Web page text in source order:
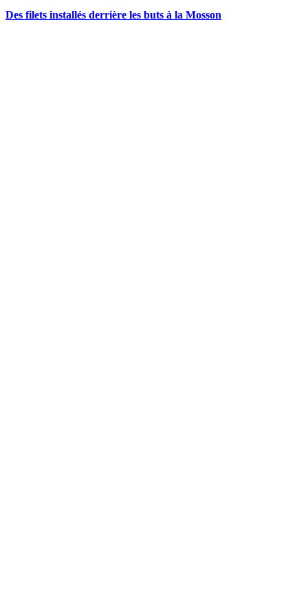
Des filets installés derrière les buts à la Mosson